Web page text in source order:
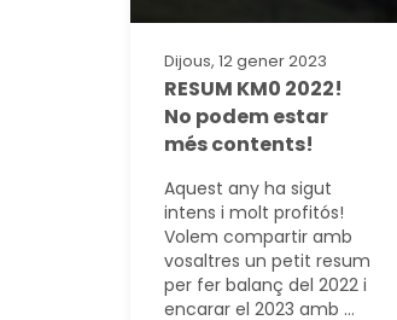
Dijous, 12 gener 2023
RESUM KM0 2022!
No podem estar
més contents!
Aquest any ha sigut
intens i molt profitós!
Volem compartir amb
vosaltres un petit resum
per fer balanç del 2022 i
encarar el 2023 amb ...